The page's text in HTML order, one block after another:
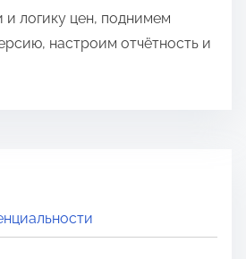
логику цен, поднимем
настроим отчётность и